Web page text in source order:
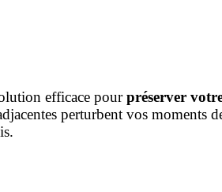
efficace pourpréserver
perturbent vos moments